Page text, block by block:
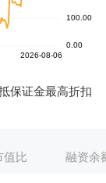
保证金最高折扣
值比 融资余